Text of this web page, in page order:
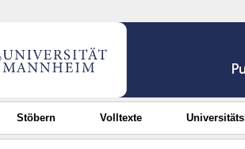
Stöbern Volltexte